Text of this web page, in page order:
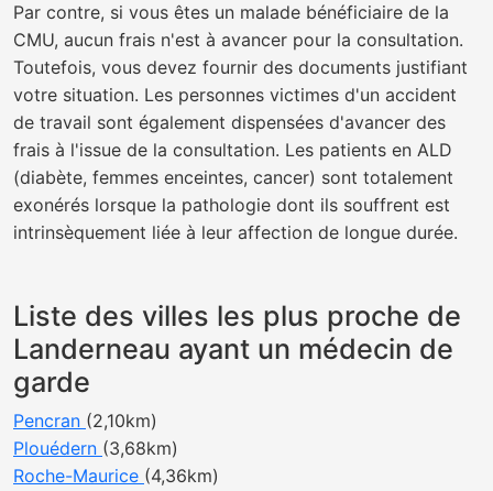
Par contre, si vous êtes un malade bénéficiaire de la
CMU, aucun frais n'est à avancer pour la consultation.
Toutefois, vous devez fournir des documents justifiant
votre situation. Les personnes victimes d'un accident
de travail sont également dispensées d'avancer des
frais à l'issue de la consultation. Les patients en ALD
(diabète, femmes enceintes, cancer) sont totalement
exonérés lorsque la pathologie dont ils souffrent est
intrinsèquement liée à leur affection de longue durée.
Liste des villes les plus proche de
Landerneau ayant un médecin de
garde
Pencran (2,10km)
Plouédern (3,68km)
Roche-Maurice (4,36km)